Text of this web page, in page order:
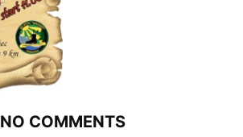
NO COMMENTS